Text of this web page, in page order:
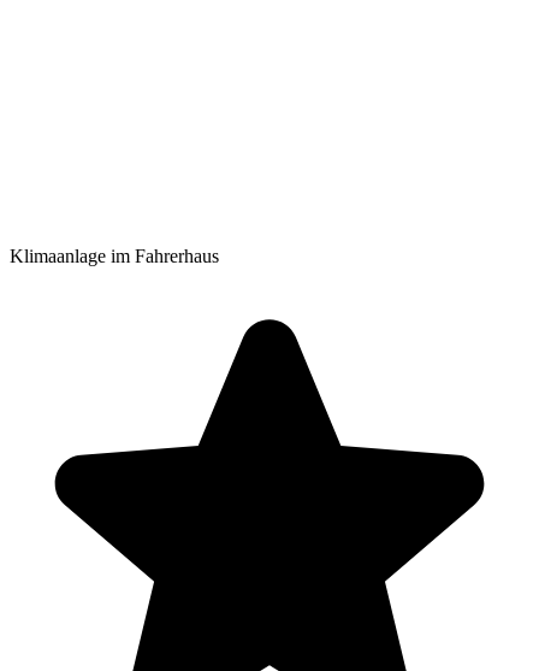
Klimaanlage im Fahrerhaus